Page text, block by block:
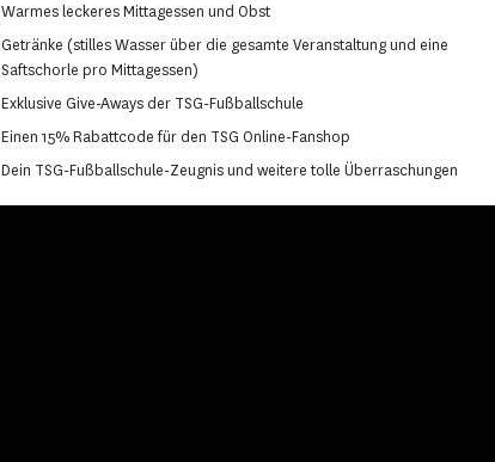
Warmes leckeres Mittagessen und Obst
Getränke (stilles Wasser über die gesamte Veranstaltung und eine
Saftschorle pro Mittagessen)
Exklusive Give-Aways der TSG-Fußballschule
Einen 15% Rabattcode für den TSG Online-Fanshop
Dein TSG-Fußballschule-Zeugnis und weitere tolle Überraschungen